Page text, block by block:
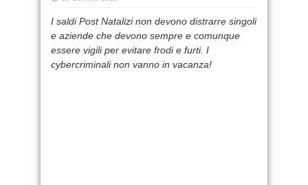
I saldi Post Natalizi non devono distrarre singoli
e aziende che devono sempre e comunque
essere vigili per evitare frodi e furti. I
cybercriminali non vanno in vacanza!